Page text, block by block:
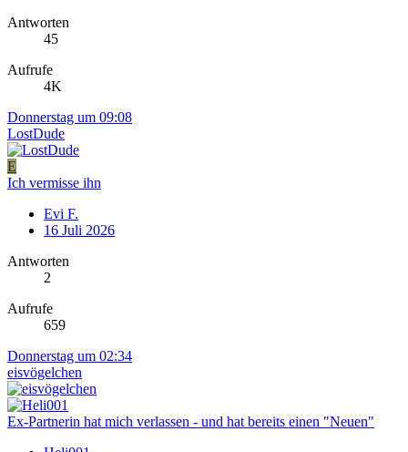
Antworten
45
Aufrufe
4K
Donnerstag um 09:08
LostDude
E
Ich vermisse ihn
Evi F.
16 Juli 2026
Antworten
2
Aufrufe
659
Donnerstag um 02:34
eisvögelchen
Ex-Partnerin hat mich verlassen - und hat bereits einen "Neuen"